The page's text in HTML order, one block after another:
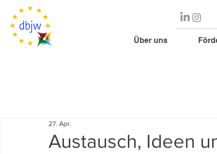
Über uns
Austausch, Ideen
27. Apr.